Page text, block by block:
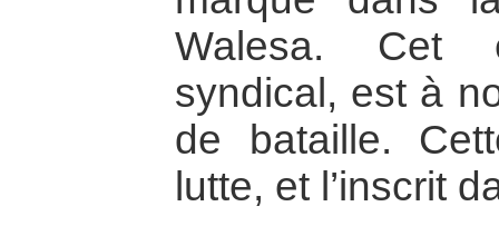
Walesa. Cet
syndical, est à
de bataille.
lutte, et l’inscrit